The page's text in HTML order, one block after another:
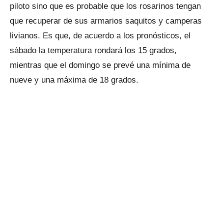
piloto sino que es probable que los rosarinos tengan
que recuperar de sus armarios saquitos y camperas
livianos. Es que, de acuerdo a los pronósticos, el
sábado la temperatura rondará los 15 grados,
mientras que el domingo se prevé una mínima de
nueve y una máxima de 18 grados.